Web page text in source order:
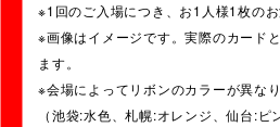
※1回のご入場につき、お1人様1枚の
※画像はイメージです。実際のカード
ます。
※会場によってリボンのカラーが異な
（池袋:水色、札幌:オレンジ、仙台:ピ